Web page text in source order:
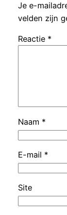
Je e-
velden zijn
Reactie *
Naam *
E-mail *
Site